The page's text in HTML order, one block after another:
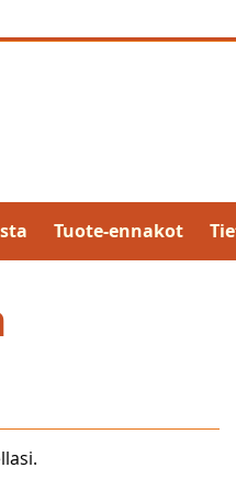
Tuote-ennakot